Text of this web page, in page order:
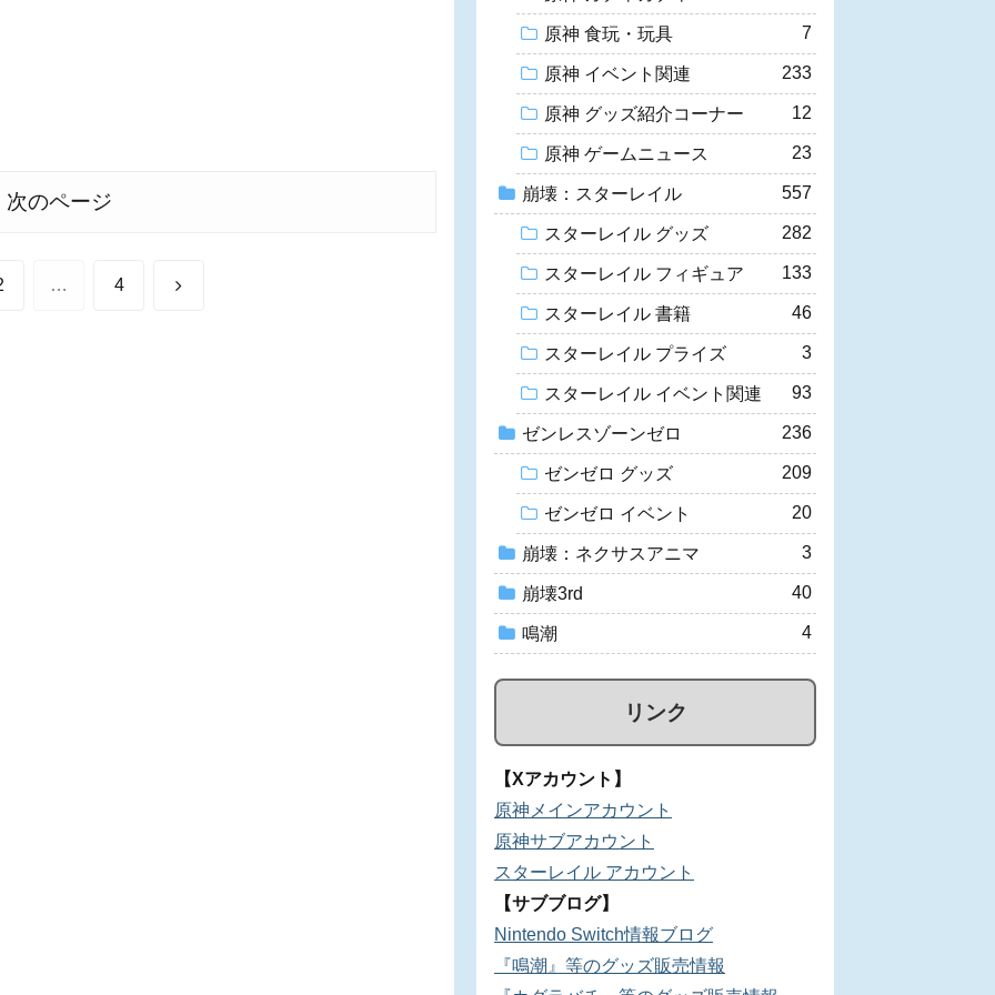
次のページ
… 4 次
原神 食玩・玩具 7
原神 イベント関連 233
原神 グッズ紹介コーナー 12
原神 ゲームニュース 23
崩壊：スターレイル 557
スターレイル グッズ 282
スターレイル フィギュア 133
スターレイル 書籍 46
スターレイル プライズ 3
スターレイル イベント関連 93
ゼンレスゾーンゼロ 236
ゼンゼロ グッズ 209
ゼンゼロ イベント 20
崩壊：ネクサスアニマ 3
崩壊3rd 40
鳴潮 4
リンク
【Xアカウント】
原神メインアカウント
原神サブアカウント
スターレイル アカウント
【サブブログ】
Nintendo Switch情報ブログ
『鳴潮』等のグッズ販売情報